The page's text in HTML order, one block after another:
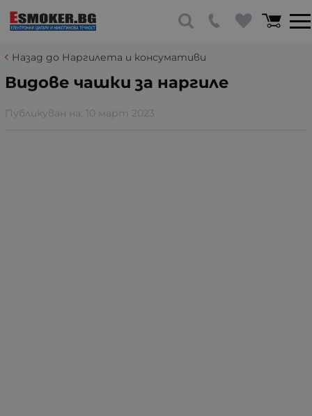
Назад до Наргилета и консумативи
Видове чашки за наргиле
Публикуван на: 10 март 2023